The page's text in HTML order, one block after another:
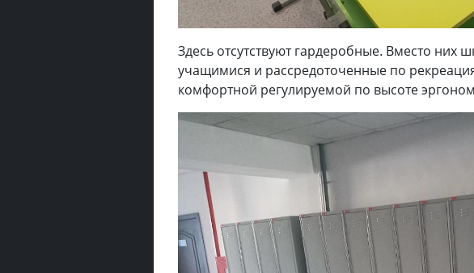
Здесь отсутствуют гардеробные. Вместо них
учащимися и рассредоточенные по
комфортной регулируемой по высоте